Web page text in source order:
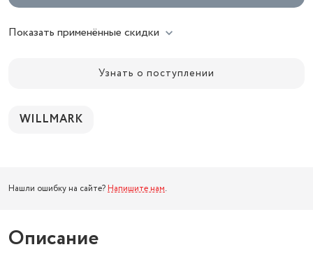
Показать применённые скидки
Узнать о поступлении
WILLMARK
Нашли ошибку на сайте? Напишите нам.
Описание